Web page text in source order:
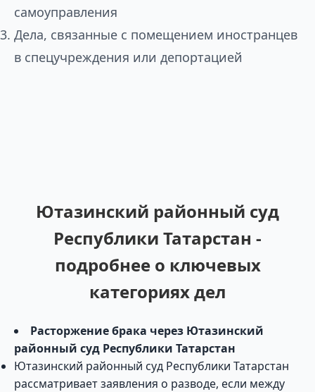
самоуправления
Дела, связанные с помещением иностранцев
в спецучреждения или депортацией
Ютазинский районный суд
Республики Татарстан -
подробнее о ключевых
категориях дел
Расторжение брака через Ютазинский
районный суд Республики Татарстан
Ютазинский районный суд Республики Татарстан
рассматривает заявления о разводе, если между